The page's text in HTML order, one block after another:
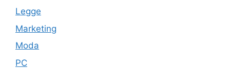
Legge
Marketing
Moda
PC